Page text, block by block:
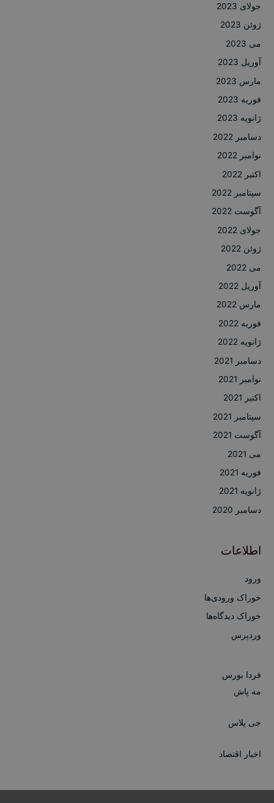
جولای 2023
ژوئن 2023
می 2023
آوریل 2023
مارس 2023
فوریه 2023
ژانویه 2023
دسامبر 2022
نوامبر 2022
اکتبر 2022
سپتامبر 2022
آگوست 2022
جولای 2022
ژوئن 2022
می 2022
آوریل 2022
مارس 2022
فوریه 2022
ژانویه 2022
دسامبر 2021
نوامبر 2021
اکتبر 2021
سپتامبر 2021
آگوست 2021
می 2021
فوریه 2021
ژانویه 2021
دسامبر 2020
اطلاعات
ورود
خوراک ورودی‌ها
خوراک دیدگاه‌ها
وردپرس
فردا بورس
مه پاش
جی پلاس
اخبار اقتصاد